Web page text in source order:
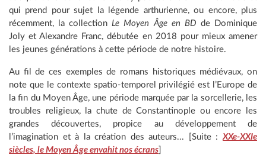
qui prend pour sujet la légende arthurienne, ou encore, plus
récemment, la collection Le Moyen Âge en BD de Dominique
Joly et Alexandre Franc, débutée en 2018 pour mieux amener
les jeunes générations à cette période de notre histoire.
Au fil de ces exemples de romans historiques médiévaux, on
note que le contexte spatio-temporel privilégié est l’Europe de
la fin du Moyen Âge, une période marquée par la sorcellerie, les
troubles religieux, la chute de Constantinople ou encore les
grandes découvertes, propice au développement de
l’imagination et à la création des auteurs... [Suite : XXe-XXIe
siècles, le Moyen Âge envahit nos écrans]